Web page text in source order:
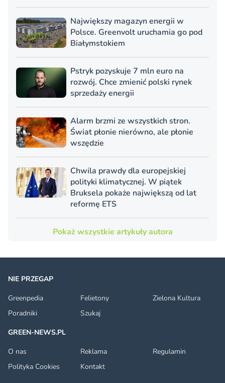
Największy magazyn energii w
Polsce. Greenvolt uruchamia go pod
Białymstokiem
Pstryk pozyskuje 7 mln euro na
rozwój. Chce zmienić polski rynek
sprzedaży energii
Alarm brzmi ze wszystkich stron.
Świat płonie nierówno, ale płonie
wszędzie
Chwila prawdy dla europejskiej
polityki klimatycznej. W piątek
Bruksela pokaże największą od lat
reformę ETS
Pokaż wszystkie artykuły autora
NIE PRZEGAP
Greenpedia
Felietony
Zielona Kultura
Poradniki
Szukaj
GREEN-NEWS.PL
O nas
Reklama
Regulamin
Polityka Cookies
Kontakt